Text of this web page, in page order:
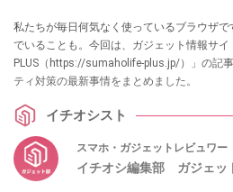
私たちが毎日何気なく使っているブラウザ
でいることも。今回は、ガジェット情報サイ
PLUS（https://sumaholife-plus.jp/）」の記
ティ対策の最新事情をまとめました。
イチオシスト
スマホ・ガジェットレビュワー
イチオシ編集部 ガジェッ